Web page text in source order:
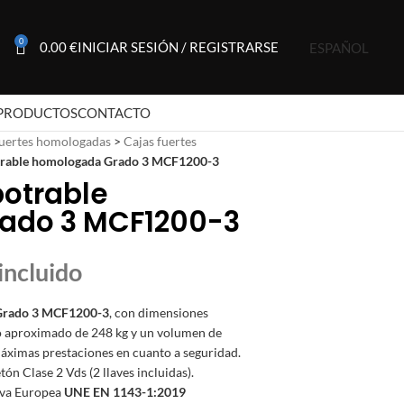
0 0.00€INICIAR SESIÓN / REGISTRARSE ESPAÑOL
CONTACTO
homologadas > Cajas fuertes
homologada Grado 3 MCF1200-3
3 MCF1200-3
3 MCF1200-3, con dimensiones
de 248 kg y un volumen de
prestaciones en cuanto a seguridad.
Clase 2 Vds (2 llaves incluidas).
Europea UNE EN 1143-1:2019